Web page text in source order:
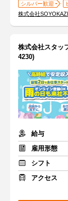
シルバー歓迎
株式会社
株式会社スタッ
4230)
給与
雇用形態
シフト
アクセス